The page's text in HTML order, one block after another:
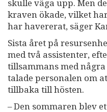
skulle väga upp. Men
kraven ökade, vilket
har havererat, säger
Sista året på
med två assistenter,
tillsammans med
talade personalen om
tillbaka till hösten.
– Den sommaren blev